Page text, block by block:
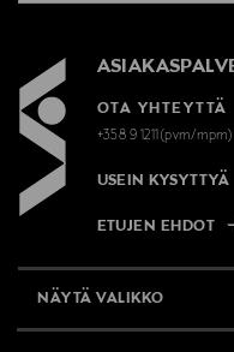
OTA YHTEYTTÄ
+358 9 1211(pvm/mpm)
USEIN KYSYTTYÄ
ETUJEN EHDOT
NÄYTÄ VALIKKO